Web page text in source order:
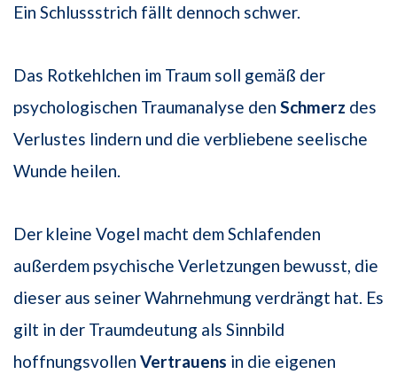
Ein Schlussstrich fällt dennoch schwer.
Das Rotkehlchen im Traum soll gemäß der
psychologischen Traumanalyse den Schmerz des
Verlustes lindern und die verbliebene seelische
Wunde heilen.
Der kleine Vogel macht dem Schlafenden
außerdem psychische Verletzungen bewusst, die
dieser aus seiner Wahrnehmung verdrängt hat. Es
gilt in der Traumdeutung als Sinnbild
hoffnungsvollen Vertrauens in die eigenen